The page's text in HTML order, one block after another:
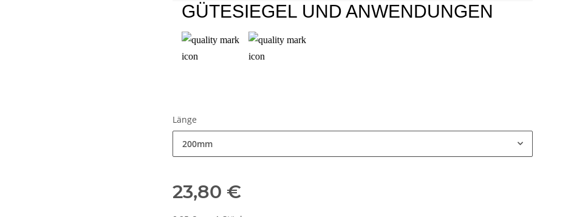
GÜTESIEGEL UND ANWENDUNGEN
Länge
200mm
23,80 €